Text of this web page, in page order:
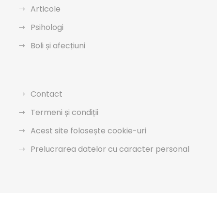
Articole
Psihologi
Boli și afecțiuni
Contact
Termeni și condiții
Acest site folosește cookie-uri
Prelucrarea datelor cu caracter personal